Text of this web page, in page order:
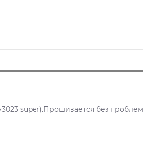
super).Прошивается без проблем